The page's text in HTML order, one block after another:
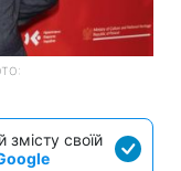
своїй